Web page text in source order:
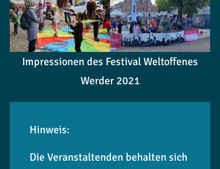
Impressionen des Festival Weltoffenes
Werder 2021
Hinweis:
Die Veranstaltenden behalten sich